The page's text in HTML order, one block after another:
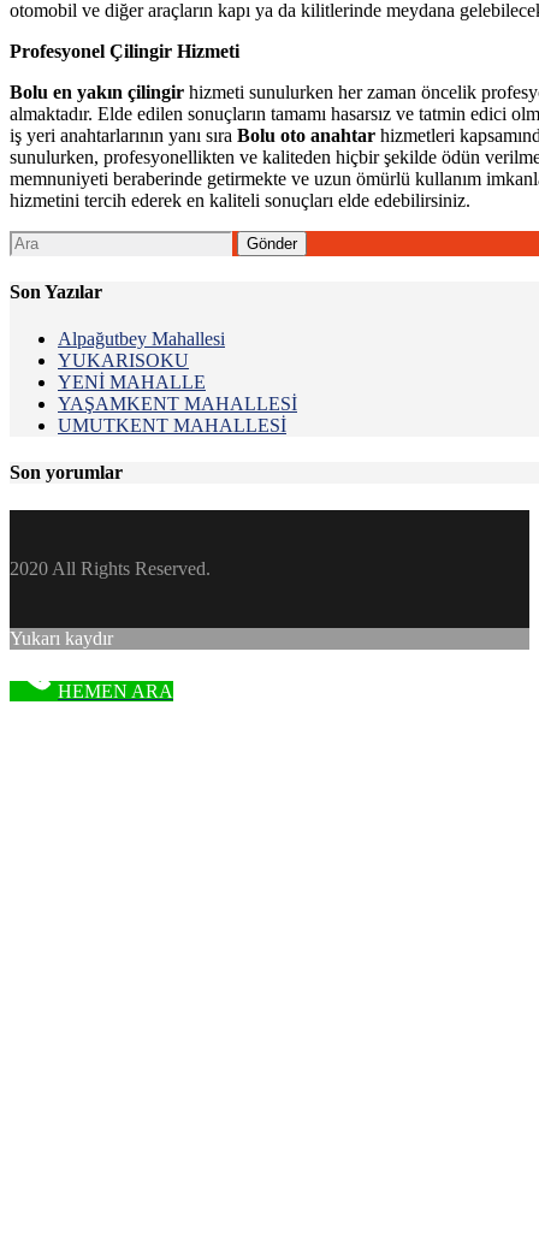
otomobil ve diğer araçların kapı ya da kilitlerinde meydana
Profesyonel Çilingir Hizmeti
Bolu en yakın çilingir hizmeti sunulurken her zaman öncelik
almaktadır. Elde edilen sonuçların tamamı hasarsız ve tatmin edici
iş yeri anahtarlarının yanı sıra Bolu oto anahtar hizmetleri
sunulurken, profesyonellikten ve kaliteden hiçbir şekilde ödün
memnuniyeti beraberinde getirmekte ve uzun ömürlü kullanım
hizmetini tercih ederek en kaliteli sonuçları elde edebilirsiniz.
Son Yazılar
Alpağutbey Mahallesi
YUKARISOKU
YENİ MAHALLE
YAŞAMKENT MAHALLESİ
UMUTKENT MAHALLESİ
Son yorumlar
2020 All Rights Reserved.
Yukarı kaydır
HEMEN ARA